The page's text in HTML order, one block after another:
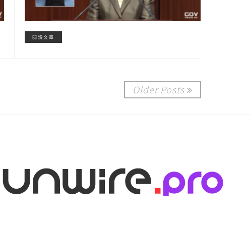
閱讀文章
Older Posts